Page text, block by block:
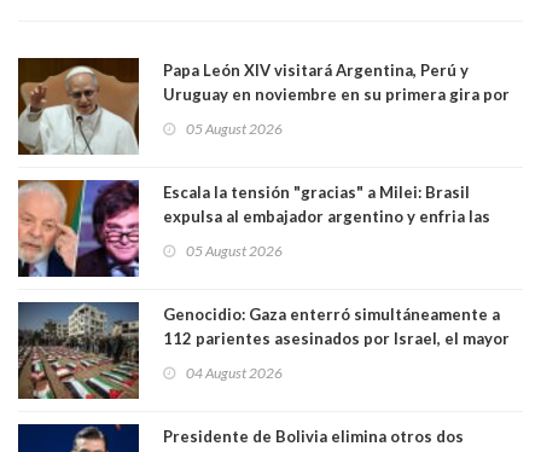
Papa León XIV visitará Argentina, Perú y
Uruguay en noviembre en su primera gira por
05 August 2026
Escala la tensión "gracias" a Milei: Brasil
expulsa al embajador argentino y enfria las
trasandino
05 August 2026
Genocidio: Gaza enterró simultáneamente a
112 parientes asesinados por Israel, el mayor
muertos figuran 44 niños y nueve ancianos
04 August 2026
Presidente de Bolivia elimina otros dos